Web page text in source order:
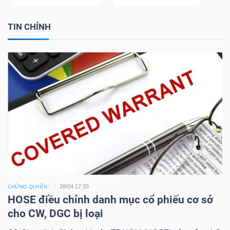
TIN CHÍNH
CHỨNG QUYỀN 28/04 17:33
HOSE điều chỉnh danh mục cổ phiếu cơ sở
cho CW, DGC bị loại
liệu
tài
chính